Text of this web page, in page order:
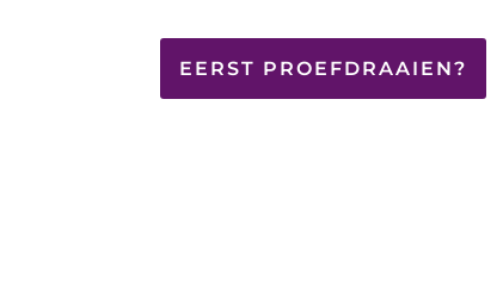
EERST PROEFDRAAIEN?